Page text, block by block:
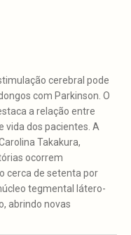
cerebral pode
com Parkinson. O
a relação entre
vida dos pacientes. A
Takakura,
ocorrem
cerca de setenta por
tegmental látero-
abrindo novas